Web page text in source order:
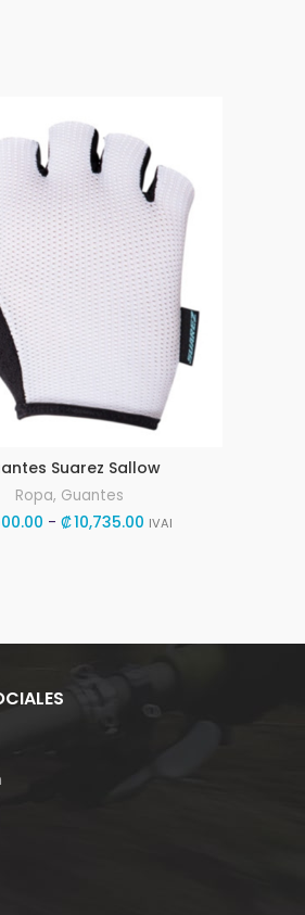
Suarez Sallow
Ropa, Guantes
- ₡10,735.00 Rango
IVAI